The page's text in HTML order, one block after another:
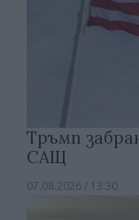
Тръмп
САЩ
07.08.2026 / 13:30